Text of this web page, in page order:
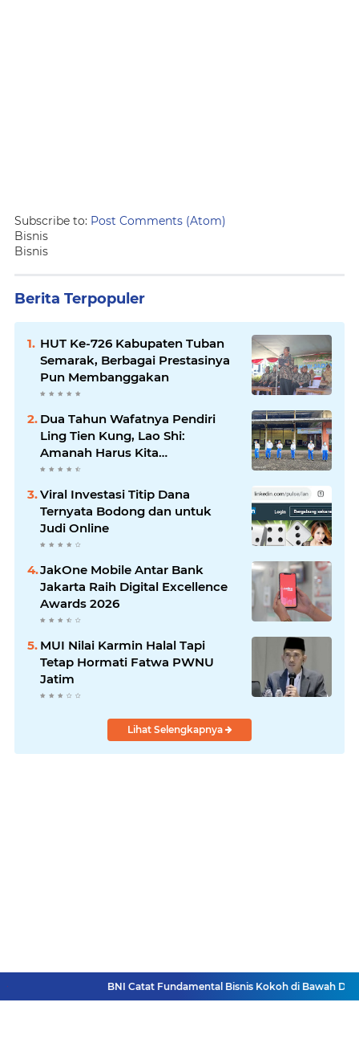
Subscribe to: Post Comments (Atom)
Bisnis
Bisnis
Berita Terpopuler
HUT Ke-726 Kabupaten Tuban
Semarak, Berbagai Prestasinya
Pun Membanggakan
Dua Tahun Wafatnya Pendiri
Ling Tien Kung, Lao Shi:
Amanah Harus Kita
Laksanakan!
Viral Investasi Titip Dana
Ternyata Bodong dan untuk
Judi Online
JakOne Mobile Antar Bank
Jakarta Raih Digital Excellence
Awards 2026
MUI Nilai Karmin Halal Tapi
Tetap Hormati Fatwa PWNU
Jatim
Lihat Selengkapnya
BNI Catat Fundamental Bisnis Kokoh di Bawah